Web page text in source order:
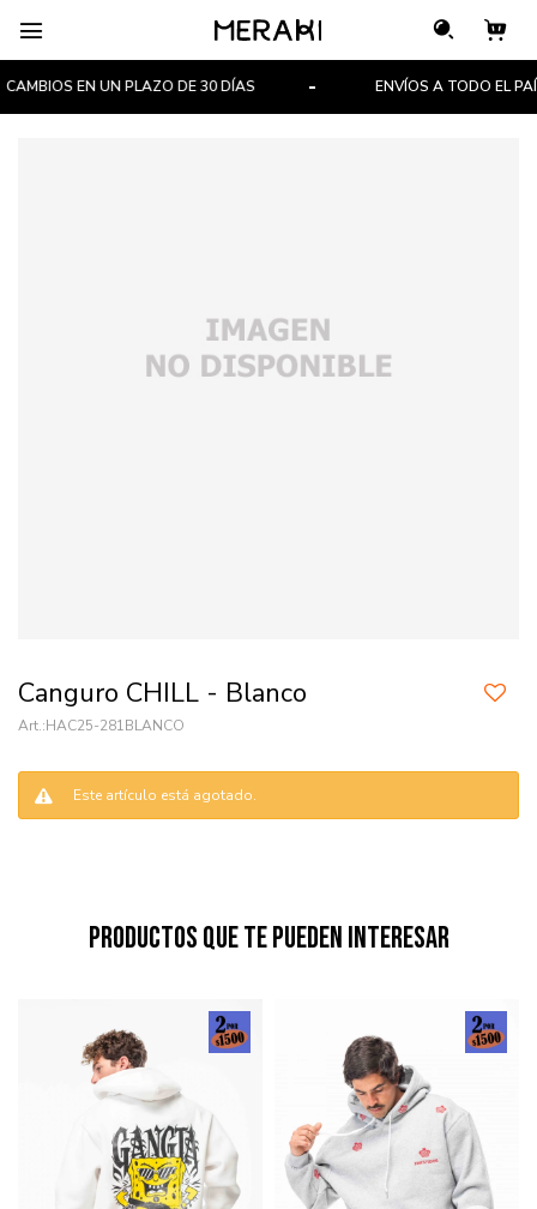

EN UN PLAZO DE 30 DÍAS ENVÍOS A TODO EL PAÍS
Canguro CHILL - Blanco
HAC25-281BLANCO
Este artículo está agotado.
Productos que te pueden interesar